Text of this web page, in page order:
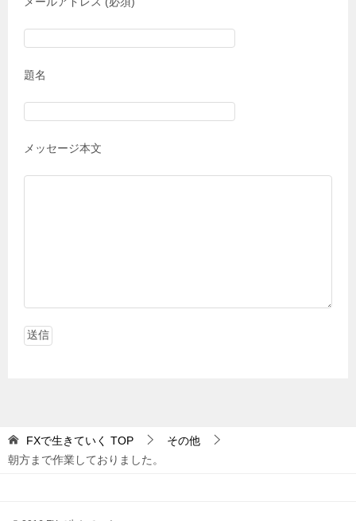
題名
メッセージ本文
FXで生きていく TOP
その他
朝方まで作業しておりました。